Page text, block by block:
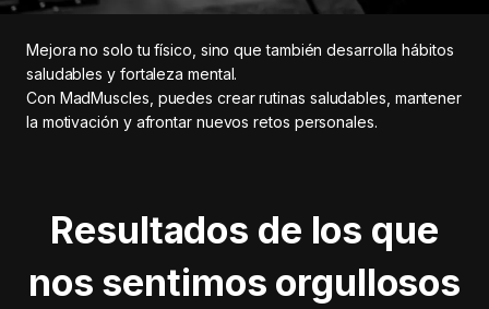
Mejora no solo tu físico, sino que también desarrolla hábitos
saludables y fortaleza mental.
Con MadMuscles, puedes crear rutinas saludables, mantener
la motivación y afrontar nuevos retos personales.
Resultados de los que
nos sentimos orgullosos